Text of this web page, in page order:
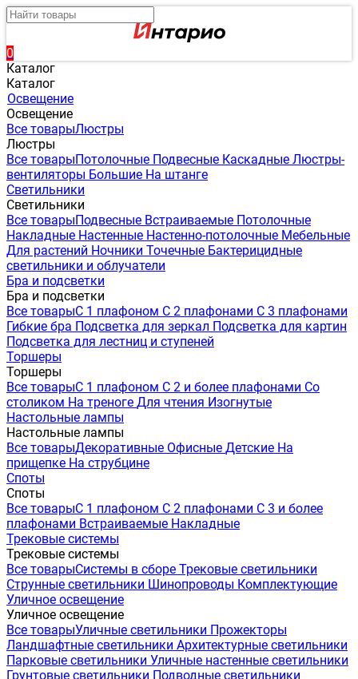
0
Каталог
Каталог
Освещение
Освещение
Все товарыЛюстры
Люстры
Все товарыПотолочные Подвесные Каскадные Люстры-
вентиляторы Большие На штанге
Светильники
Светильники
Все товарыПодвесные Встраиваемые Потолочные
Накладные Настенные Настенно-потолочные Мебельные
Для растений Ночники Точечные Бактерицидные
светильники и облучатели
Бра и подсветки
Бра и подсветки
Все товарыС 1 плафоном С 2 плафонами С 3 плафонами
Гибкие бра Подсветка для зеркал Подсветка для картин
Подсветка для лестниц и ступеней
Торшеры
Торшеры
Все товарыС 1 плафоном С 2 и более плафонами Со
столиком На треноге Для чтения Изогнутые
Настольные лампы
Настольные лампы
Все товарыДекоративные Офисные Детские На
прищепке На струбцине
Споты
Споты
Все товарыС 1 плафоном С 2 плафонами С 3 и более
плафонами Встраиваемые Накладные
Трековые системы
Трековые системы
Все товарыСистемы в сборе Трековые светильники
Струнные светильники Шинопроводы Комплектующие
Уличное освещение
Уличное освещение
Все товарыУличные светильники Прожекторы
Ландшафтные светильники Архитектурные светильники
Парковые светильники Уличные настенные светильники
Грунтовые светильники Подводные светильники